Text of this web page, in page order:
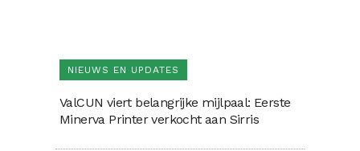
NIEUWS EN UPDATES
ValCUN viert belangrijke mijlpaal: Eerste
Minerva Printer verkocht aan Sirris